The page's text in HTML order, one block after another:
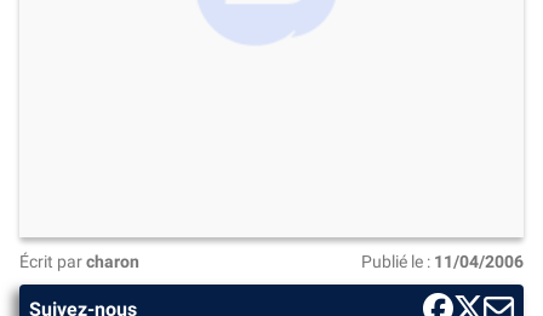
Écrit parcharon Publié le : 11/04/2006
Suivez-nous